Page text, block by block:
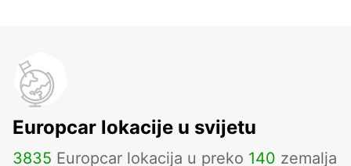
Europcar lokacije u svijetu
3835 Europcar lokacija u preko 140 zemalja